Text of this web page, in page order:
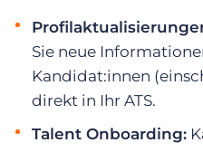
Sie neue
Kandidat:innen
direkt in Ihr ATS.
Talent Onboarding: